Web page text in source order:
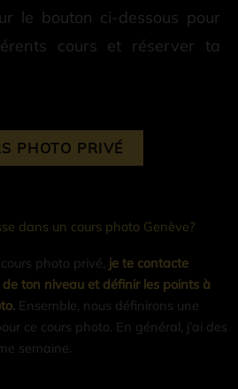
le bouton ci-dessous pour
cours et réserver ta
PHOTO PRIVÉ
dans un cours photo Genève?
photo privé, je te contacte
ton niveau et définir les points à
. Ensemble, nous définirons une
ce cours photo. En général, j’ai des
semaine.